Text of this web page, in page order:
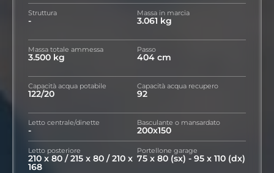
Struttura
-
Massa in marcia
3.061 kg
Massa totale ammessa
3.500 kg
Passo
404 cm
Capacità acqua potabile
122/20
Capacità acqua recupero
92
Letto centrale/dinette
-
Basculante o mansardato
200x150
Letto posteriore
210 x 80 / 215 x 80 / 210 x
168
Portellone garage
75 x 80 (sx) - 95 x 110 (dx)